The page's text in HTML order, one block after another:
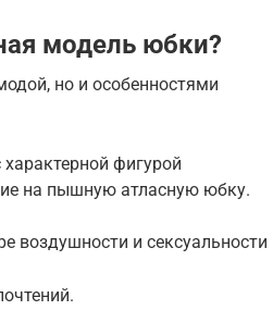
модель юбки?
но и особенностями
фигурой
на пышную атласную юбку.
воздушности и сексуальности